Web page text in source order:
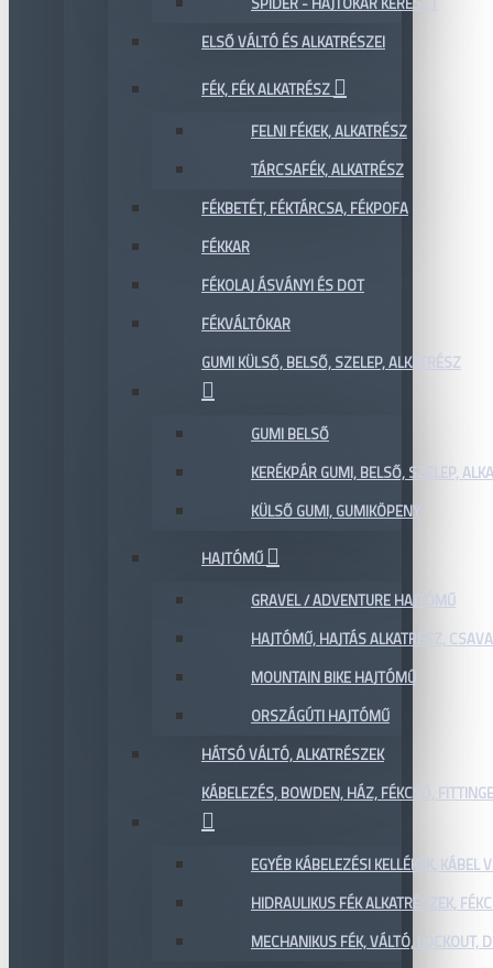
ELSŐ VÁLTÓ ÉS ALKATRÉSZEI
FÉK, FÉK ALKATRÉSZ
FELNI FÉKEK, ALKATRÉSZ
TÁRCSAFÉK, ALKATRÉSZ
FÉKBETÉT, FÉKTÁRCSA, FÉKPOFA
FÉKKAR
FÉKOLAJ ÁSVÁNYI ÉS DOT
FÉKVÁLTÓKAR
GUMI KÜLSŐ, BELSŐ, SZELEP, ALKATRÉSZ
GUMI BELSŐ
KERÉKPÁR GUMI, BELSŐ, SZELEP,
KÜLSŐ GUMI, GUMIKÖPENY
HAJTÓMŰ
GRAVEL / ADVENTURE HAJTÓMŰ
HAJTÓMŰ, HAJTÁS ALKATRÉSZ,
MOUNTAIN BIKE HAJTÓMŰ
ORSZÁGÚTI HAJTÓMŰ
HÁTSÓ VÁLTÓ, ALKATRÉSZEK
KÁBELEZÉS, BOWDEN, HÁZ, FÉKCSŐ,
EGYÉB KÁBELEZÉSI KELLÉKEK,
HIDRAULIKUS FÉK ALKATRÉSZEK,
MECHANIKUS FÉK, VÁLTÓ, LOCKOUT,